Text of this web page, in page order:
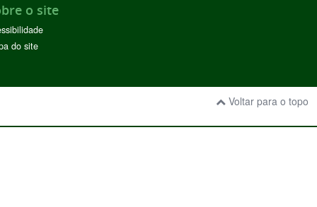
o site
do site
Voltar para o topo